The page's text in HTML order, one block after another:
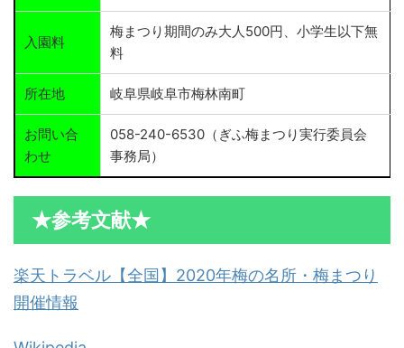
入園料
梅まつり期間のみ大人500円、小学生以下無
料
所在地 岐阜県岐阜市梅林南町
お問い合
わせ
058-240-6530（ぎふ梅まつり実行委員会
事務局）
★参考文献★
楽天トラベル【全国】2020年梅の名所・梅まつり
開催情報